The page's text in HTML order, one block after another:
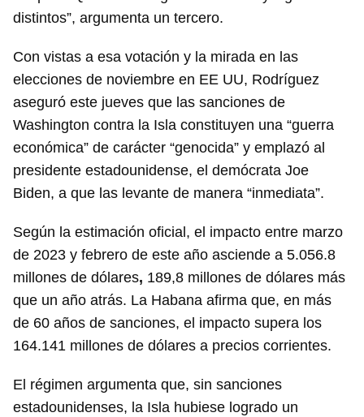
distintos”, argumenta un tercero.
Con vistas a esa votación y la mirada en las
elecciones de noviembre en EE UU, Rodríguez
aseguró este jueves que las sanciones de
Washington contra la Isla constituyen una “guerra
económica” de carácter “genocida” y emplazó al
presidente estadounidense, el demócrata Joe
Biden, a que las levante de manera “inmediata”.
Según la estimación oficial, el impacto entre marzo
de 2023 y febrero de este año asciende a 5.056.8
millones de dólares, 189,8 millones de dólares más
que un año atrás. La Habana afirma que, en más
de 60 años de sanciones, el impacto supera los
164.141 millones de dólares a precios corrientes.
El régimen argumenta que, sin sanciones
estadounidenses, la Isla hubiese logrado un